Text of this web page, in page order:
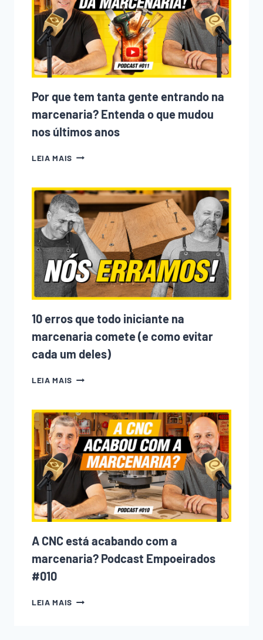
Por que tem tanta gente entrando na
marcenaria? Entenda o que mudou
nos últimos anos
LEIA MAIS POR
TANTA
GENTE
ENTRANDO
NA
MARCENARIA?
ENTENDA
O
QUE
MUDOU
NOS
ÚLTIMOS
10 erros que todo iniciante na
marcenaria comete (e como evitar
cada um deles)
LEIA MAIS 10
TODO
INICIANTE
NA
MARCENARIA
COMETE
(E
COMO
EVITAR
CADA
UM
DELES)
A CNC está acabando com a
marcenaria? Podcast Empoeirados
#010
LEIA MAIS A